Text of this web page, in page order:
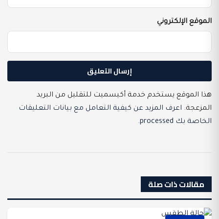
الموقع الإلكتروني
هذا الموقع يستخدم خدمة أكيسميت للتقليل من البريد
المزعجة. اعرف المزيد عن كيفية التعامل مع بيانات التعليقات
الخاصة بك processed
.
مقالات ذات صلة